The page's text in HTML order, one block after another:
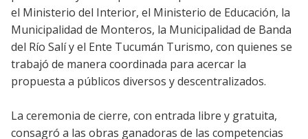
el Ministerio del Interior, el Ministerio de Educación, la
Municipalidad de Monteros, la Municipalidad de Banda
del Río Salí y el Ente Tucumán Turismo, con quienes se
trabajó de manera coordinada para acercar la
propuesta a públicos diversos y descentralizados.
La ceremonia de cierre, con entrada libre y gratuita,
consagró a las obras ganadoras de las competencias